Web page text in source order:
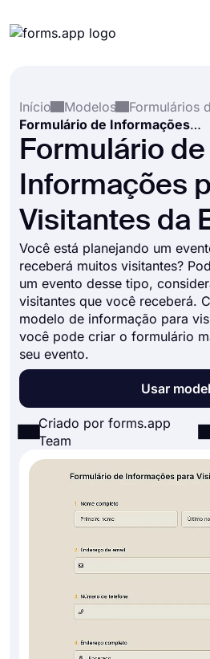
Integrações
Modelos
Recursos
Início
Modelos
Formulários
Formulário de Informações para Visitantes da Exposição
Formulário de
Informações
Visitantes da
Você está planejando um
receberá muitos visitantes?
um evento desse tipo,
visitantes que você receberá.
modelo de informação para
você pode criar o formulário
seu evento.
Usar
Criado por forms.app
Team